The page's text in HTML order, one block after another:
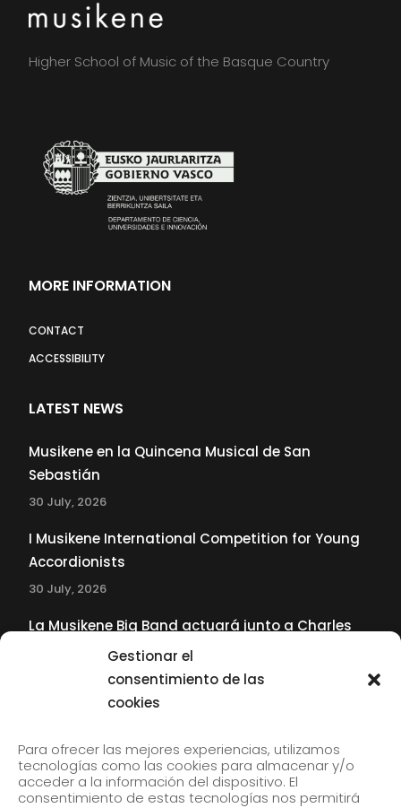
Gestionar el
consentimiento de las
cookies
Para ofrecer las mejores experiencias, utilizamos
tecnologías como las cookies para almacenar y/o
acceder a la información del dispositivo. El
consentimiento de estas tecnologías nos permitirá
Higher School of Music of the Basque Country
MORE INFORMATION
CONTACT
ACCESSIBILITY
LATEST NEWS
Musikene en la Quincena Musical de San
Sebastián
30 July, 2026
I Musikene International Competition for Young
Accordionists
30 July, 2026
La Musikene Big Band actuará junto a Charles
Tolliver en el 61 Jazzaldia